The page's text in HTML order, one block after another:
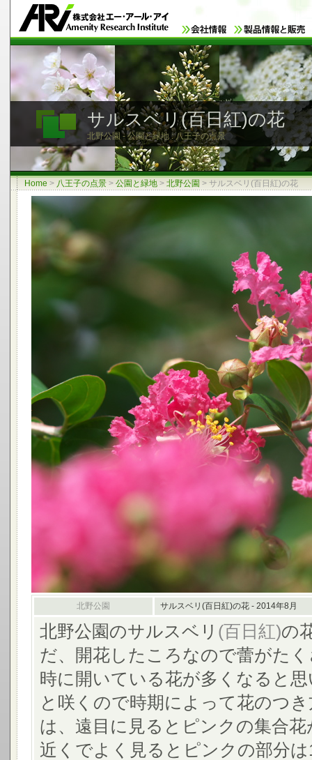
サルスベリ(百日紅)の花
北野公園 - 公園と緑地 : 八王子の点景
Home > 八王子の点景 > 公園と緑地 > 北野公園 > サルスベリ(百日紅)の花
北野公園 サルスベリ(百日紅)の花 - 2014年8月
北野公園のサルスベリ (百日紅)の
だ、開花したころなので蕾がた
時に開いている花が多くなると
と咲くので時期によって花のつ
は、遠目に見るとピンクの集合
近くでよく見るとピンクの部分